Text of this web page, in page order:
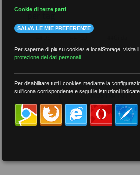
per tag
##autonomia
MOSTRA TUTTI
Cookie di terze parti
SALVA LE MIE PREFERENZE
Per saperne di più su cookies e localStorage, visita
protezione dei dati personali
Per disabilitare tutti i cookies mediante la
sull'icona corrispondente e segui le istruzioni indicate: